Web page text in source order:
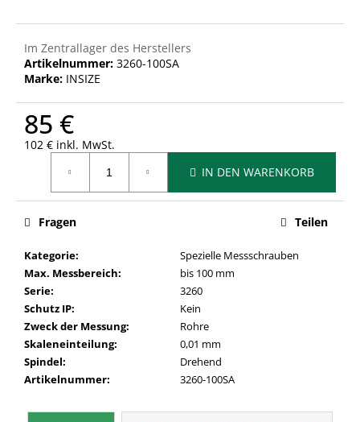
Im Zentrallager des Herstellers
Artikelnummer: 3260-100SA
Marke: INSIZE
85 €
102 € inkl. MwSt.
IN DEN WARENKORB
Kategorie:
Spezielle Messschrauben
Max. Messbereich:
bis 100 mm
Serie:
3260
Schutz IP:
Kein
Zweck der Messung:
Rohre
Skaleneinteilung:
0,01 mm
Spindel:
Drehend
Artikelnummer: 3260-100SA
Fragen Teilen